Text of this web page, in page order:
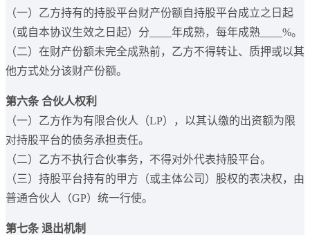
（一）乙方持有的持股平台财产份额自持股平台成立之日起
（或自本协议生效之日起）分____年成熟，每年成熟____%。
（二）在财产份额未完全成熟前，乙方不得转让、质押或以其
他方式处分该财产份额。
第六条 合伙人权利
（一）乙方作为有限合伙人（LP），以其认缴的出资额为限
对持股平台的债务承担责任。
（二）乙方不执行合伙事务，不得对外代表持股平台。
（三）持股平台持有的甲方（或主体公司）股权的表决权，由
普通合伙人（GP）统一行使。
第七条 退出机制